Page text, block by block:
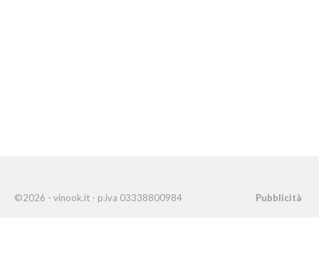
©2026 - vinook.it - p.iva 03338800984 Pubblicità